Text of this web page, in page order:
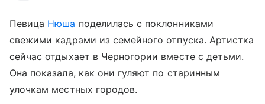
Певица Нюша поделилась с поклонниками
свежими кадрами из семейного отпуска. Артистка
сейчас отдыхает в Черногории вместе с детьми.
Она показала, как они гуляют по старинным
улочкам местных городов.